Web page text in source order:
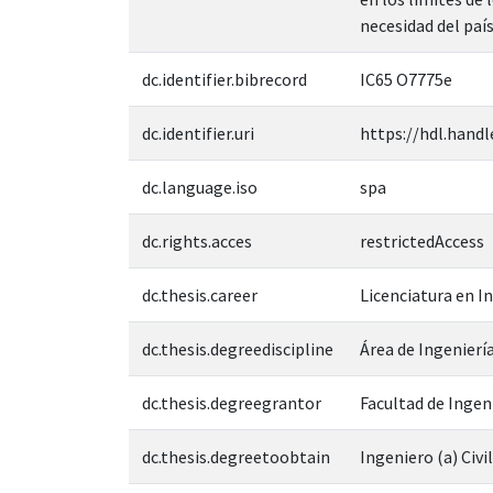
necesidad del
dc.identifier.bibrecord IC65 O7775e
dc.identifier.uri https://
dc.language.iso spa
dc.rights.acces restrictedAccess
dc.thesis.career Licenciatura en
dc.thesis.degreediscipline Área de
dc.thesis.degreegrantor Facultad de
dc.thesis.degreetoobtain Ingeniero (a) Civil